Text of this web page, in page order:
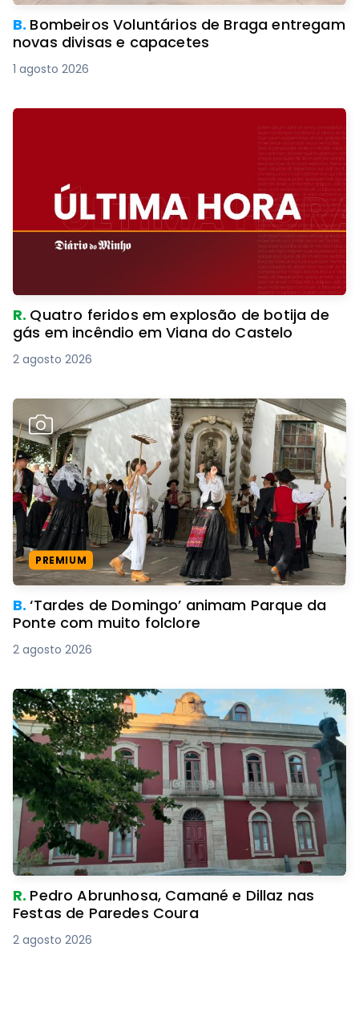
B. Bombeiros Voluntários de Braga entregam
novas divisas e capacetes
1 agosto 2026
R. Quatro feridos em explosão de botija de
gás em incêndio em Viana do Castelo
2 agosto 2026
PREMIUM
B.‘Tardes de Domingo’ animam Parque da
Ponte com muito folclore
2 agosto 2026
R. Pedro Abrunhosa, Camané e Dillaz nas
Festas de Paredes Coura
2 agosto 2026